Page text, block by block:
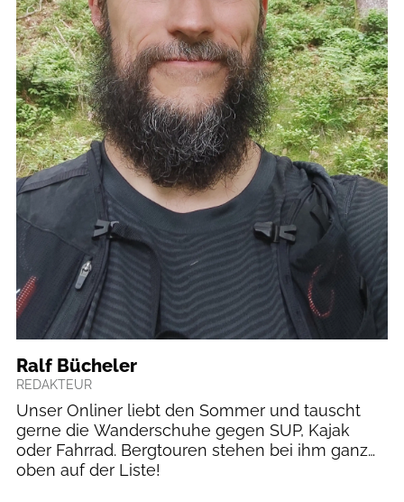
Ralf Bücheler
REDAKTEUR
Unser Onliner liebt den Sommer und tauscht
gerne die Wanderschuhe gegen SUP, Kajak
oder Fahrrad. Bergtouren stehen bei ihm ganz
oben auf der Liste!